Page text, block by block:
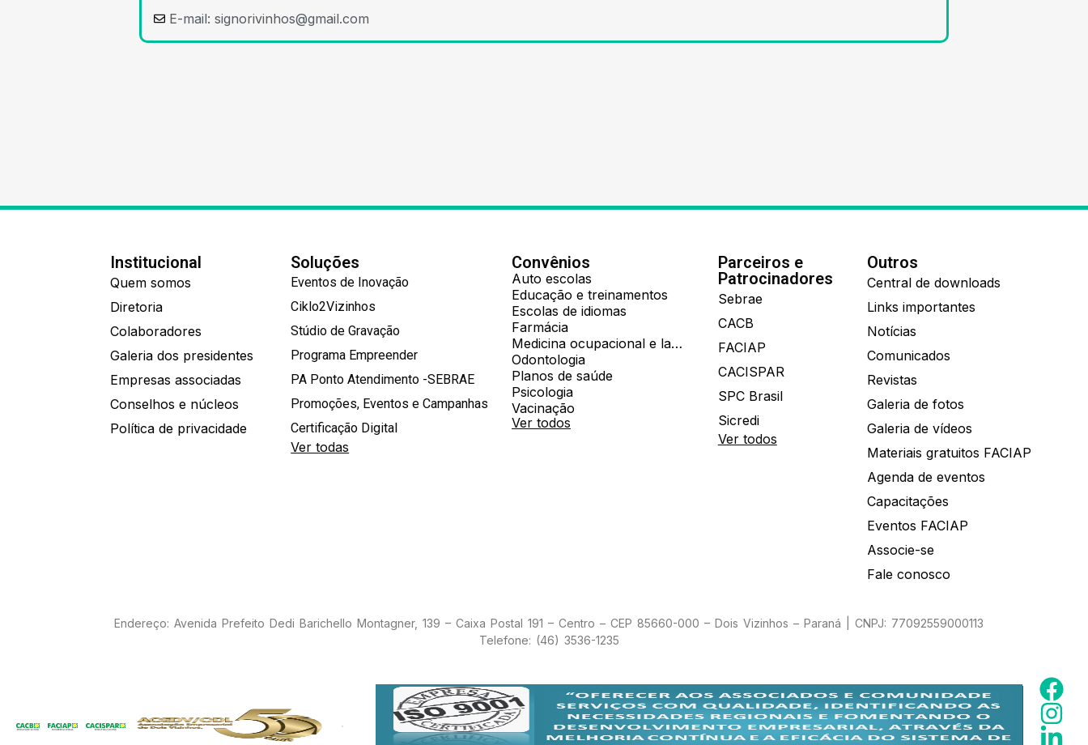
E-mail: signorivinhos@gmail.com
Institucional
Quem somos
Diretoria
Colaboradores
Galeria dos presidentes
Empresas associadas
Conselhos e núcleos
Política de privacidade
Soluções
Eventos de Inovação
Ciklo2Vizinhos
Stúdio de Gravação
Programa Empreender
PA Ponto Atendimento -SEBRAE
Promoções, Eventos e Campanhas
Certificação Digital
Ver todas
Convênios
Auto escolas
Educação e treinamentos
Escolas de idiomas
Farmácia
Medicina ocupacional e laboratorial
Odontologia
Planos de saúde
Psicologia
Vacinação
Ver todos
Parceiros e
Patrocinadores
Sebrae
CACB
FACIAP
CACISPAR
SPC Brasil
Sicredi
Ver todos
Outros
Central de downloads
Links importantes
Notícias
Comunicados
Revistas
Galeria de fotos
Galeria de vídeos
Materiais gratuitos FACIAP
Agenda de eventos
Capacitações
Eventos FACIAP
Associe-se
Fale conosco
Endereço: Avenida Prefeito Dedi Barichello Montagner, 139 – Caixa Postal 191 – Centro – CEP 85660-000 – Dois Vizinhos – Paraná | CNPJ: 77092559000113
Telefone: (46) 3536-1235